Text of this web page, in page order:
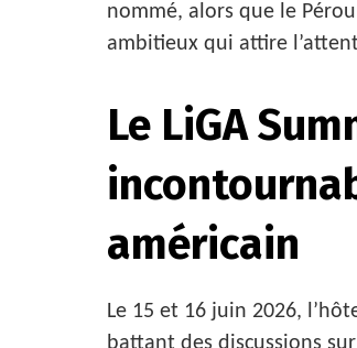
nommé, alors que le
ambitieux qui attire
Le LiGA
américain
Le 15 et 16 juin 2026,
battant des discussions